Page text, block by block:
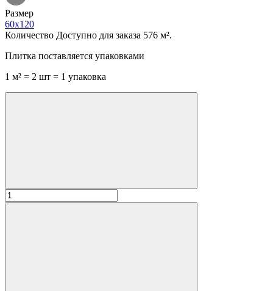
Размер
60x120
Количество Доступно для заказа 576 м².
Плитка поставляется упаковками
1 м² = 2 шт = 1 упаковка